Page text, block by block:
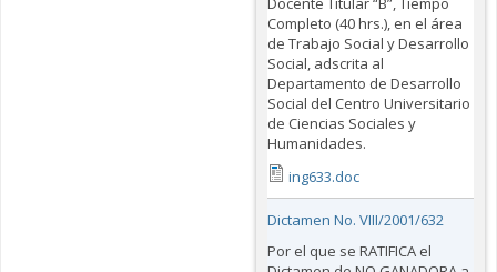
Completo (40 hrs.), en el área
de Trabajo Social y Desarrollo
Social, adscrita al
Departamento de Desarrollo
Social del Centro Universitario
de Ciencias Sociales y
Humanidades.
ing633.doc
Dictamen No. VIII/2001/632
Por el que se RATIFICA el